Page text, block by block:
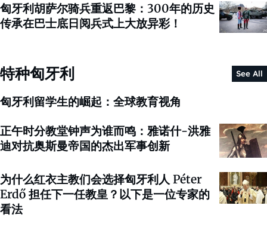
匈牙利胡萨尔骑兵重返巴黎：300年的历史
传承在巴士底日阅兵式上大放异彩！
特种匈牙利 See All
匈牙利留学生的崛起：全球教育视角
正午时分教堂钟声为谁而鸣：雅诺什-洪雅
迪对抗奥斯曼帝国的杰出军事创新
为什么红衣主教们会选择匈牙利人 Péter
Erdő 担任下一任教皇？以下是一位专家的
看法